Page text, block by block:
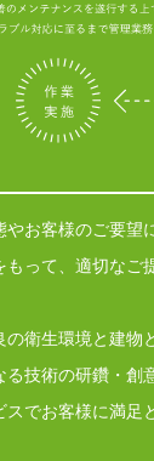
やお客様のご要望
って、適切なご
の衛生環境と建物
技術の研鑽・創
スでお客様に満足